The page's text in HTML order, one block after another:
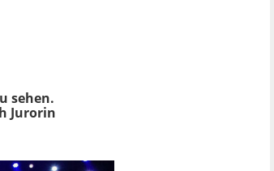
sehen.
Jurorin